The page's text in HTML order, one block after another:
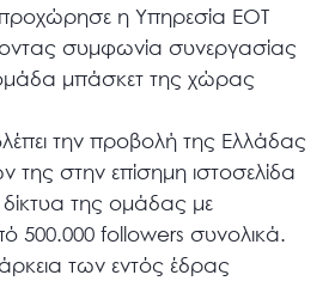
η Υπηρεσία ΕΟΤ
συμφωνία συνεργασίας
μπάσκετ της χώρας
την προβολή της Ελλάδας
της στην επίσημη ιστοσελίδα
της ομάδας με
500.000 followers συνολικά.
των εντός έδρας